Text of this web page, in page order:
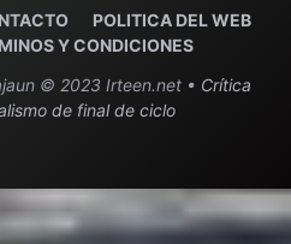
POLITICA DEL WEB
Y CONDICIONES
© 2023 Irteen.net • Crítica
de final de ciclo